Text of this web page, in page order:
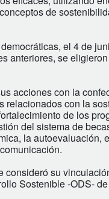
de
el 4 de
anteriores, se
acciones con la
relacionados con la
de los
del sistema de
la
consideró su
Sostenible -ODS-